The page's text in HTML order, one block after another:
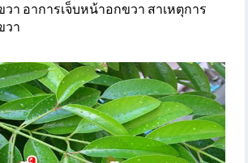
า อาการเจ็บหน้าอกขวา สาเหตุการ
วา